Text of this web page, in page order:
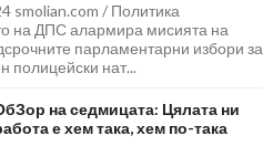
smolian.com / Политика
на ДПС алармира мисията на
парламентарни избори за
полицейски нат...
на седмицата: Цялата ни
е хем така, хем по-така